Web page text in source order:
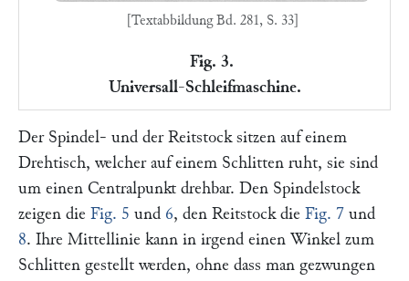
[Textabbildung Bd. 281, S. 33]
Fig. 3.
Universall-Schleifmaschine.
Der Spindel- und der Reitstock sitzen auf einem
Drehtisch, welcher auf einem Schlitten ruht, sie sind
um einen Centralpunkt drehbar. Den Spindelstock
zeigen die Fig. 5 und 6, den Reitstock die Fig. 7 und
8. Ihre Mittellinie kann in irgend einen Winkel zum
Schlitten gestellt werden, ohne dass man gezwungen